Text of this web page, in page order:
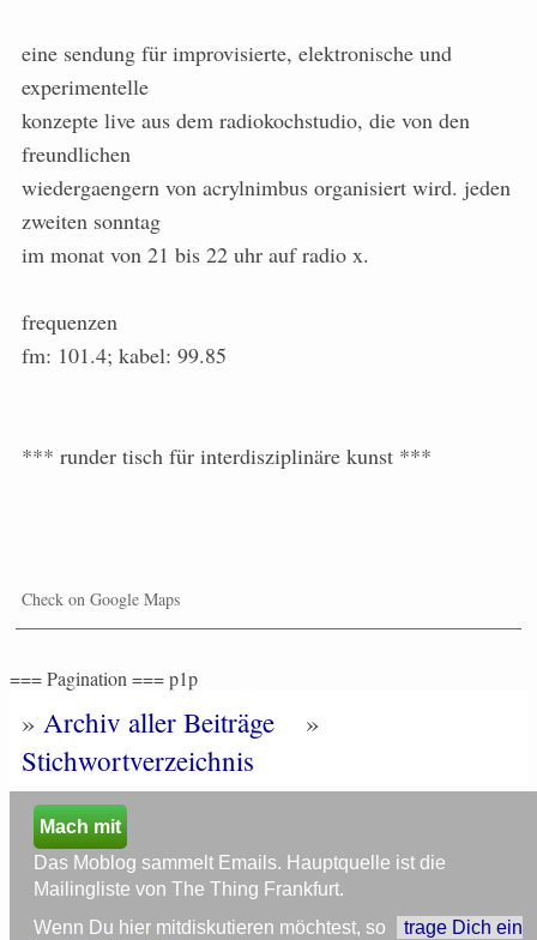
eine sendung für improvisierte, elektronische und
experimentelle
konzepte live aus dem radiokochstudio, die von den
freundlichen
wiedergaengern von acrylnimbus organisiert wird. jeden
zweiten sonntag
im monat von 21 bis 22 uhr auf radio x.
frequenzen
fm: 101.4; kabel: 99.85
*** runder tisch für interdisziplinäre kunst ***
Check on Google Maps
=== Pagination === p1p
» Archiv aller Beiträge
»
Stichwortverzeichnis
Mach mit
Das Moblog sammelt Emails. Hauptquelle ist die
Mailingliste von The Thing Frankfurt.
Wenn Du hier mitdiskutieren möchtest, so
trage Dich ein